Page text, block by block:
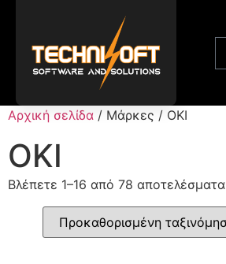
Αρχική σελίδα / Μάρκες / OKI
OKI
Βλέπετε 1–16 από 78 αποτελέσματα